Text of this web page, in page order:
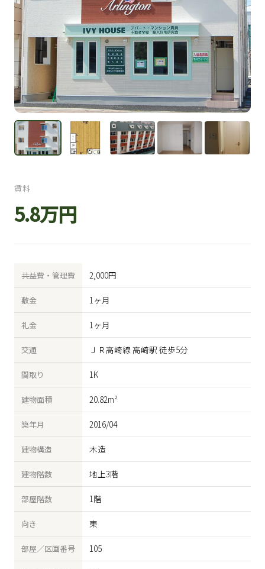
賃料
5.8万円
共益費・管理費 2,000円
敷金 1ヶ月
礼金 1ヶ月
交通 ＪＲ高崎線 高崎駅 徒歩5分
間取り 1K
建物面積 20.82m²
築年月 2016/04
建物構造 木造
建物階数 地上3階
部屋階数 1階
向き 東
部屋／区画番号 105